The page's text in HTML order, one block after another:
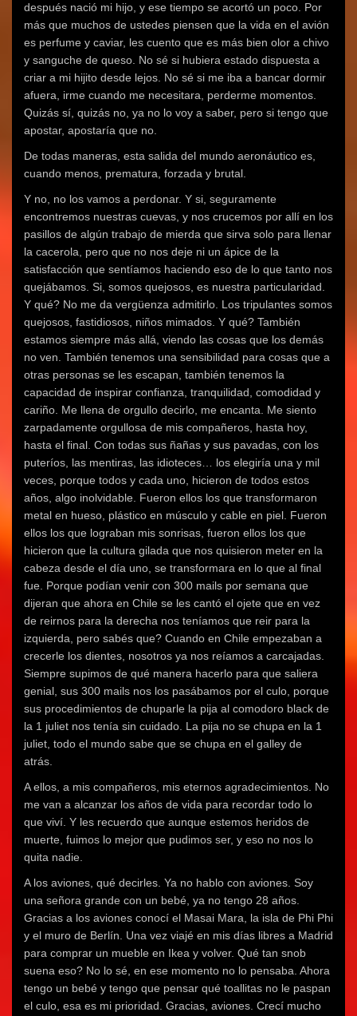
después nació mi hijo, y ese tiempo se acortó un poco. Por
más que muchos de ustedes piensen que la vida en el avión
es perfume y caviar, les cuento que es más bien olor a chivo
y sanguche de queso. No sé si hubiera estado dispuesta a
criar a mi hijito desde lejos. No sé si me iba a bancar dormir
afuera, irme cuando me necesitara, perderme momentos.
Quizás sí, quizás no, ya no lo voy a saber, pero si tengo que
apostar, apostaría que no.
De todas maneras, esta salida del mundo aeronáutico es,
cuando menos, prematura, forzada y brutal.
Y no, no los vamos a perdonar. Y si, seguramente
encontremos nuestras cuevas, y nos crucemos por allí en los
pasillos de algún trabajo de mierda que sirva solo para llenar
la cacerola, pero que no nos deje ni un ápice de la
satisfacción que sentíamos haciendo eso de lo que tanto nos
quejábamos. Si, somos quejosos, es nuestra particularidad.
Y qué? No me da vergüenza admitirlo. Los tripulantes somos
quejosos, fastidiosos, niños mimados. Y qué? También
estamos siempre más allá, viendo las cosas que los demás
no ven. También tenemos una sensibilidad para cosas que a
otras personas se les escapan, también tenemos la
capacidad de inspirar confianza, tranquilidad, comodidad y
cariño. Me llena de orgullo decirlo, me encanta. Me siento
zarpadamente orgullosa de mis compañeros, hasta hoy,
hasta el final. Con todas sus ñañas y sus pavadas, con los
puteríos, las mentiras, las idioteces… los elegiría una y mil
veces, porque todos y cada uno, hicieron de todos estos
años, algo inolvidable. Fueron ellos los que transformaron
metal en hueso, plástico en músculo y cable en piel. Fueron
ellos los que lograban mis sonrisas, fueron ellos los que
hicieron que la cultura gilada que nos quisieron meter en la
cabeza desde el día uno, se transformara en lo que al final
fue. Porque podían venir con 300 mails por semana que
dijeran que ahora en Chile se les cantó el ojete que en vez
de reirnos para la derecha nos teníamos que reir para la
izquierda, pero sabés que? Cuando en Chile empezaban a
crecerle los dientes, nosotros ya nos reíamos a carcajadas.
Siempre supimos de qué manera hacerlo para que saliera
genial, sus 300 mails nos los pasábamos por el culo, porque
sus procedimientos de chuparle la pija al comodoro black de
la 1 juliet nos tenía sin cuidado. La pija no se chupa en la 1
juliet, todo el mundo sabe que se chupa en el galley de
atrás.
A ellos, a mis compañeros, mis eternos agradecimientos. No
me van a alcanzar los años de vida para recordar todo lo
que viví. Y les recuerdo que aunque estemos heridos de
muerte, fuimos lo mejor que pudimos ser, y eso no nos lo
quita nadie.
A los aviones, qué decirles. Ya no hablo con aviones. Soy
una señora grande con un bebé, ya no tengo 28 años.
Gracias a los aviones conocí el Masai Mara, la isla de Phi Phi
y el muro de Berlín. Una vez viajé en mis días libres a Madrid
para comprar un mueble en Ikea y volver. Qué tan snob
suena eso? No lo sé, en ese momento no lo pensaba. Ahora
tengo un bebé y tengo que pensar qué toallitas no le paspan
el culo, esa es mi prioridad. Gracias, aviones. Crecí mucho